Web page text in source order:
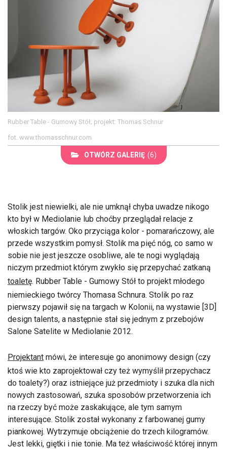
Rubber Table - Gumowy Stół; projekt: Thomas Schnur
fot. www.thomasschnur.com
OTWÓRZ GALERIĘ (6)
Stolik jest niewielki, ale nie umknął chyba uwadze nikogo
kto był w Mediolanie lub choćby przeglądał relacje z
włoskich targów. Oko przyciąga kolor - pomarańczowy, ale
przede wszystkim pomysł. Stolik ma pięć nóg, co samo w
sobie nie jest jeszcze osobliwe, ale te nogi wyglądają
niczym przedmiot którym zwykło się przepychać zatkaną
toaletę. Rubber Table - Gumowy Stół to projekt młodego
niemieckiego twórcy Thomasa Schnura. Stolik po raz
pierwszy pojawił się na targach w Kolonii, na wystawie [3D]
design talents, a następnie stał się jednym z przebojów
Salone Satelite w Mediolanie 2012.
Projektant mówi, że interesuje go anonimowy design (czy
ktoś wie kto zaprojektował czy też wymyślił przepychacz
do toalety?) oraz istniejące już przedmioty i szuka dla nich
nowych zastosowań, szuka sposobów przetworzenia ich
na rzeczy być może zaskakujące, ale tym samym
interesujące. Stolik został wykonany z farbowanej gumy
piankowej. Wytrzymuje obciążenie do trzech kilogramów.
Jest lekki, giętki i nie tonie. Ma też właściwość której innym